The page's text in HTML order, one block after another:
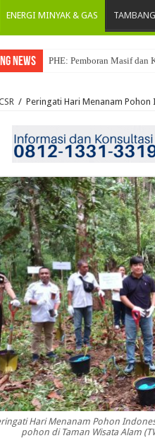
ENERGI MINYAK & GAS
News PHE: Pemboran Masif
/ Peringati Hari Menanam Pohon
Hari Menanam Pohon
pohon di Taman Wisata Alam